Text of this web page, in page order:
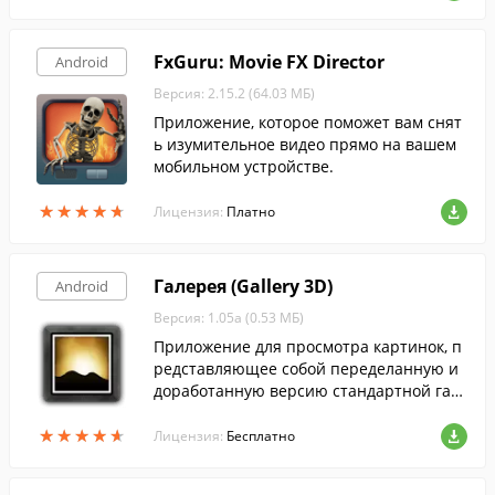
Android
★★★★★
★★★★★
FxGuru: Movie FX Director
Версия: 2.15.2 (64.03 МБ)
Приложение, которое поможет вам снят
ь изумительное видео прямо на вашем
мобильном устройстве.
Лицензия: Платно
Android
★★★★★
★★★★★
Галерея (Gallery 3D)
Версия: 1.05a (0.53 МБ)
Приложение для просмотра картинок, п
редставляющее собой переделанную и
доработанную версию стандартной гал
Лицензия: Бесплатно